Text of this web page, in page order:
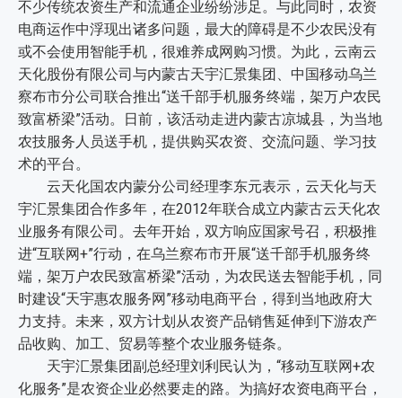
不少传统农资生产和流通企业纷纷涉足。与此同时，农资
电商运作中浮现出诸多问题，最大的障碍是不少农民没有
或不会使用智能手机，很难养成网购习惯。为此，云南云
天化股份有限公司与内蒙古天宇汇景集团、中国移动乌兰
察布市分公司联合推出“送千部手机服务终端，架万户农民
致富桥梁”活动。日前，该活动走进内蒙古凉城县，为当地
农技服务人员送手机，提供购买农资、交流问题、学习技
术的平台。
云天化国农内蒙分公司经理李东元表示，云天化与天
宇汇景集团合作多年，在2012年联合成立内蒙古云天化农
业服务有限公司。去年开始，双方响应国家号召，积极推
进“互联网+”行动，在乌兰察布市开展“送千部手机服务终
端，架万户农民致富桥梁”活动，为农民送去智能手机，同
时建设“天宇惠农服务网”移动电商平台，得到当地政府大
力支持。未来，双方计划从农资产品销售延伸到下游农产
品收购、加工、贸易等整个农业服务链条。
天宇汇景集团副总经理刘利民认为，“移动互联网+农
化服务”是农资企业必然要走的路。为搞好农资电商平台，